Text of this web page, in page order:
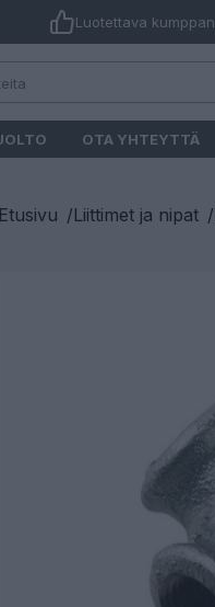
Luotettava
OTA YHTEYTTÄ
Etusivu /Liittimet ja nipat /